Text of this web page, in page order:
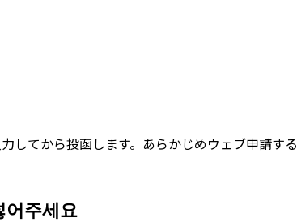
してから投函します。あらかじめウェブ申請する
어주세요